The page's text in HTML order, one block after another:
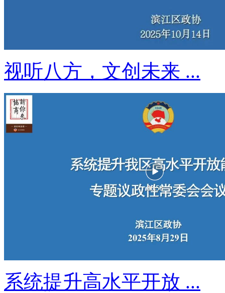
视听八方，文创未来 ...
系统提升高水平开放 ...